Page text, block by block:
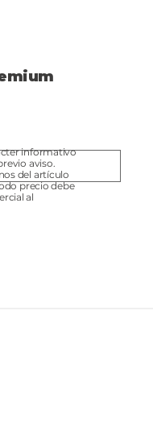
informativo
aviso.
del artículo
precio debe
al